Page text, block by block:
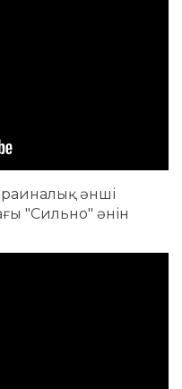
әнші
"Сильно" әнін